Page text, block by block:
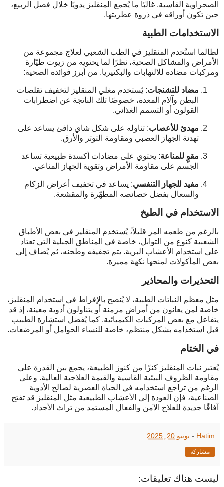
الصحراوية القاسية. غالبًا ما يُجمع المنقليز يدويًا خلال فصل الربيع،
حين تكون أوراقه في ذروة عطريتها.
الاستخدامات الطبية
لطالما استُخدم المنقليز في الطب الشعبي لعلاج مجموعة من
الأمراض والمشاكل الصحية، نظرًا لما يحتويه من زيوت طيّارة
ومركبات مضادة للالتهابات والبكتيريا. من أبرز فوائده الصحية:
مضاد للتشنجات: يُستخدم مغلي المنقليز لتخفيف تقلصات
البطن وآلام المعدة، خصوصًا تلك الناتجة عن اضطرابات
القولون أو التسمم الغذائي.
مهدئ للأعصاب: تناوله على شكل شاي دافئ يساعد على
تهدئة الجهاز العصبي ومقاومة التوتر والأرق.
مقوٍ للمناعة: يحتوي على مضادات أكسدة طبيعية تساعد
الجسم على مقاومة الأمراض وتقوية الجهاز المناعي.
مفيد للجهاز التنفسي: يساعد في تخفيف أعراض الزكام
والسعال بفضل خصائصه المطهّرة والمقشعة.
الاستخدام في الطبخ
بالرغم من طعمه المر قليلاً، يُستخدم المنقليز في بعض الأطباق
الشعبية كنوع من التوابل، خاصة في المناطق الجبلية التي تعتاد
على استخدام الأعشاب البرية. يتم تجفيفه وطحنه، ثم يُضاف إلى
بعض المأكولات لمنحها نكهة مميزة.
التحذيرات والمحاذير
مثل معظم النباتات الطبية، لا يُنصح بالإفراط في استخدام المنقليز،
خاصة لمن يعانون من أمراض مزمنة أو يتناولون أدوية معينة، إذ قد
يتفاعل مع بعض المركبات الكيميائية. كما يُفضل استشارة الطبيب
قبل استخدامه بشكل منتظم، خاصة للنساء الحوامل أو المرضعات.
في الختام
يُعتبر نبات المنقليز كنزًا من كنوز الطبيعة، يجمع بين القدرة على
مقاومة الظروف البيئية القاسية والقيمة العلاجية العالية. وعلى
الرغم من تراجع استخدامه في الحياة العصرية لصالح الأدوية
الصناعية، فإن العودة إلى الأعشاب الطبيعية مثل المنقليز قد تفتح
آفاقًا جديدة للعلاج الآمن والفعال المستمد من تراث الأجداد.
Hatim
- يونيو 20, 2025
مشاركة
ليست هناك تعليقات: